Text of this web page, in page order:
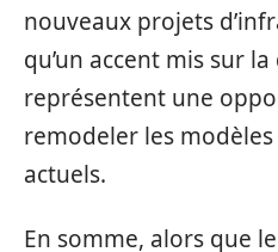
nouveaux projets
qu’un accent mis sur
représentent une
remodeler les
actuels.
En somme, alors que